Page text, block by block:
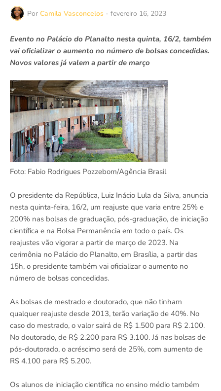
Por Camila Vasconcelos - fevereiro 16, 2023
Evento no Palácio do Planalto nesta quinta, 16/2, também
vai oficializar o aumento no número de bolsas concedidas.
Novos valores já valem a partir de março
Foto: Fabio Rodrigues Pozzebom/Agência Brasil
O presidente da República, Luiz Inácio Lula da Silva, anuncia
nesta quinta-feira, 16/2, um reajuste que varia entre 25% e
200% nas bolsas de graduação, pós-graduação, de iniciação
científica e na Bolsa Permanência em todo o país. Os
reajustes vão vigorar a partir de março de 2023. Na
cerimônia no Palácio do Planalto, em Brasília, a partir das
15h, o presidente também vai oficializar o aumento no
número de bolsas concedidas.
As bolsas de mestrado e doutorado, que não tinham
qualquer reajuste desde 2013, terão variação de 40%. No
caso do mestrado, o valor sairá de R$ 1.500 para R$ 2.100.
No doutorado, de R$ 2.200 para R$ 3.100. Já nas bolsas de
pós-doutorado, o acréscimo será de 25%, com aumento de
R$ 4.100 para R$ 5.200.
Os alunos de iniciação científica no ensino médio também